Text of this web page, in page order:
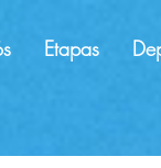
Etapas